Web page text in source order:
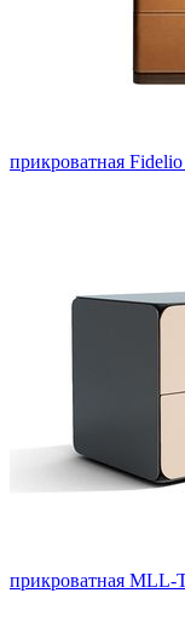
прикроватная
прикроватная MLL-